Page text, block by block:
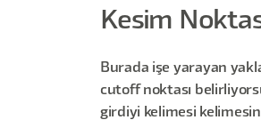
Kesim
Burada işe yarayan
cutoff noktası
girdiyi kelimesi